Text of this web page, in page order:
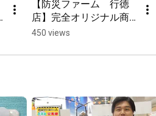
マー付！
を感知すると自動で通電を遮断しま
ス式コンセントへの差し込みと粘着
【防災ファーム　行徳
店】完全オリジナル商
品　ビートボード
介！
450 views